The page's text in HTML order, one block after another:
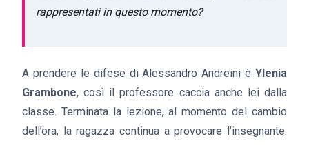
rappresentati in questo momento?
A prendere le difese di Alessandro Andreini è Ylenia
Grambone, così il professore caccia anche lei dalla
classe. Terminata la lezione, al momento del cambio
dell’ora, la ragazza continua a provocare l’insegnante.